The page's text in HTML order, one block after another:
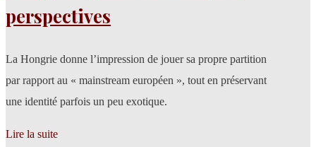
perspectives
La Hongrie donne l’impression de jouer sa propre partition
par rapport au « mainstream européen », tout en préservant
une identité parfois un peu exotique.
Lire la suite